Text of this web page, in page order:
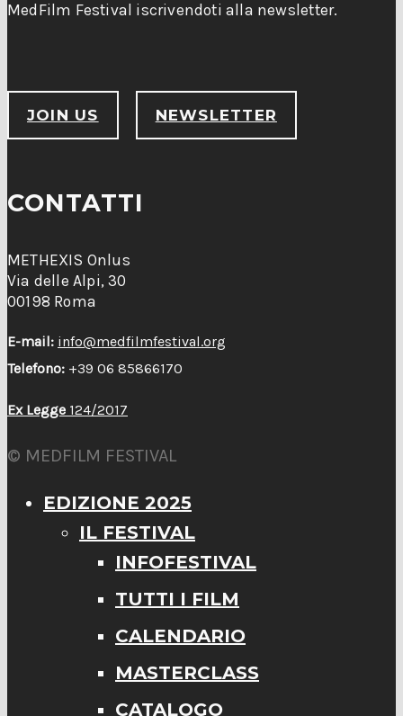
MedFilm Festival iscrivendoti alla newsletter.
JOIN US NEWSLETTER
CONTATTI
METHEXIS Onlus
Via delle Alpi, 30
00198 Roma
E-mail: info@medfilmfestival.org
Telefono: +39 06 85866170
Ex Legge 124/2017
© MEDFILM FESTIVAL
EDIZIONE 2025
IL FESTIVAL
INFOFESTIVAL
TUTTI I FILM
CALENDARIO
MASTERCLASS
CATALOGO